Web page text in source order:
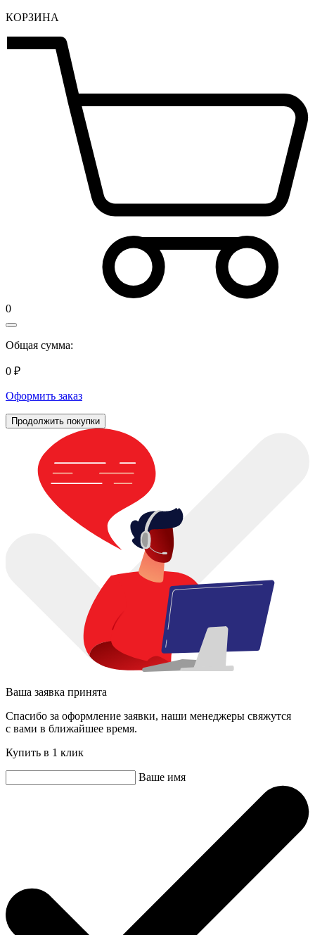
КОРЗИНА
0
Общая сумма:
0 ₽
Оформить заказ
Продолжить покупки
Ваша заявка принята
Спасибо за оформление заявки, наши менеджеры свяжутся
с вами в ближайшее время.
Купить в 1 клик
Ваше имя